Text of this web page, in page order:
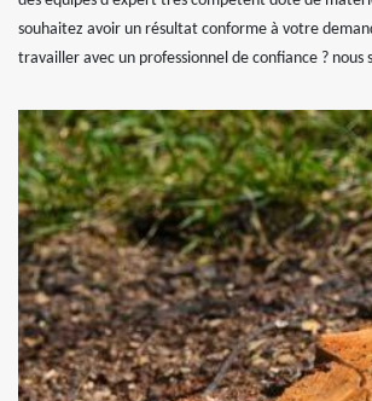
souhaitez avoir un résultat conforme à votre
travailler avec un professionnel de confiance ? nous